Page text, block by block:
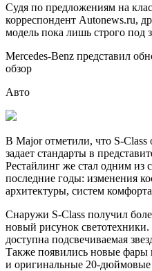
Судя по предложениям на
корреспондент Autonews.ru,
модель пока лишь строго под
Mercedes-Benz представил
обзор
Авто
В Major отметили, что S-Class
задает стандарты в
Рестайлинг же стал одним из
последние годы: изменения
архитектуры, систем
Снаружи S-Class получил
новый рисунок
доступна подсвечиваемая
Также появились новые фары
и оригинальные 20-дюймовые